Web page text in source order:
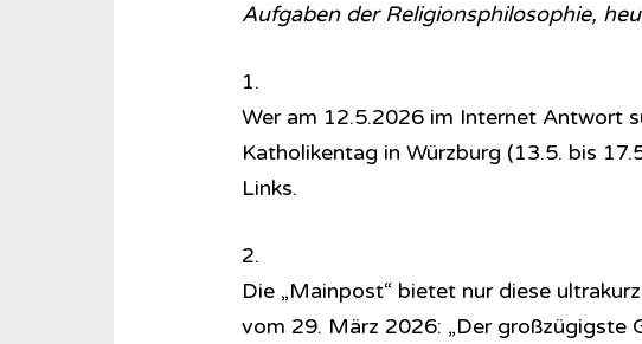
Aufgaben der Re­li­gi­ons­phi­lo­so­phie,
1.
Wer am 12.5.2026 im Internet Antwort
Katholikentag in Würzburg (13.5. bis
Links.
2.
Die „Mainpost“ bietet nur diese
vom 29. März 2026: „Der großzügigste